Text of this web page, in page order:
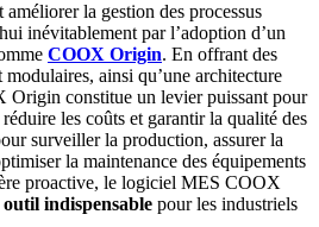
la gestion des processus
inévitablement par l’adoption d’un
COOX Origin. En offrant des
ainsi qu’une architecture
Origin constitue un levier puissant pour
réduire les coûts et garantir la qualité des
surveiller la production, assurer la
la maintenance des équipements
proactive, le logiciel MES COOX
outil indispensable pour les industriels